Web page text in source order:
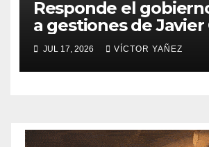
Responde el
a gestiones de Javier
Jaramillo
JUL 17, 2026 VÍCTOR YAÑEZ